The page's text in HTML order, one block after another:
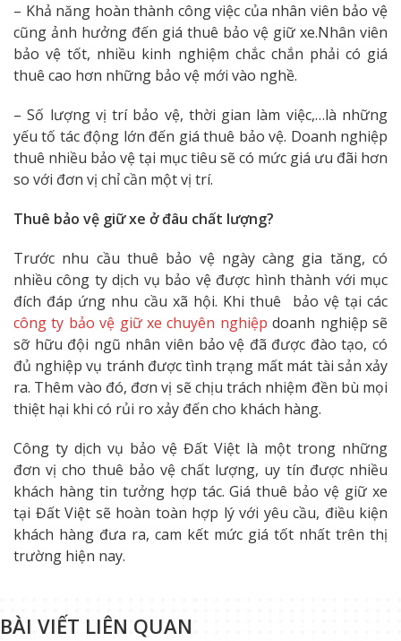
– Khả năng hoàn thành công việc của nhân viên bảo vệ
cũng ảnh hưởng đến giá thuê bảo vệ giữ xe.Nhân viên
bảo vệ tốt, nhiều kinh nghiệm chắc chắn phải có giá
thuê cao hơn những bảo vệ mới vào nghề.
– Số lượng vị trí bảo vệ, thời gian làm việc,…là những
yếu tố tác động lớn đến giá thuê bảo vệ. Doanh nghiệp
thuê nhiều bảo vệ tại mục tiêu sẽ có mức giá ưu đãi hơn
so với đơn vị chỉ cần một vị trí.
Thuê bảo vệ giữ xe ở đâu chất lượng?
Trước nhu cầu thuê bảo vệ ngày càng gia tăng, có
nhiều công ty dịch vụ bảo vệ được hình thành với mục
đích đáp ứng nhu cầu xã hội. Khi thuê bảo vệ tại các
công ty bảo vệ giữ xe chuyên nghiệp doanh nghiệp sẽ
sỡ hữu đội ngũ nhân viên bảo vệ đã được đào tạo, có
đủ nghiệp vụ tránh được tình trạng mất mát tài sản xảy
ra. Thêm vào đó, đơn vị sẽ chịu trách nhiệm đền bù mọi
thiệt hại khi có rủi ro xảy đến cho khách hàng.
Công ty dịch vụ bảo vệ Đất Việt là một trong những
đơn vị cho thuê bảo vệ chất lượng, uy tín được nhiều
khách hàng tin tưởng hợp tác. Giá thuê bảo vệ giữ xe
tại Đất Việt sẽ hoàn toàn hợp lý với yêu cầu, điều kiện
khách hàng đưa ra, cam kết mức giá tốt nhất trên thị
trường hiện nay.
BÀI VIẾT LIÊN QUAN